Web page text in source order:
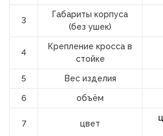
3
Габариты корпуса
(без ушек)
4
Крепление кросса в
стойке
5 Вес изделия
6 объём
7 цвет